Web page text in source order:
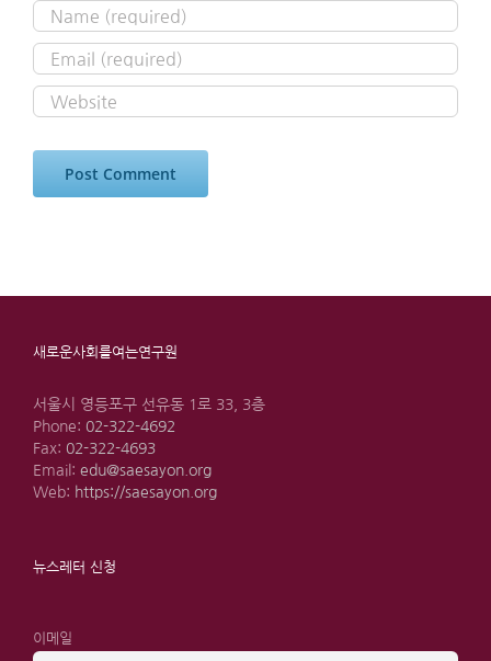
새로운사회를여는연구원
서울시 영등포구 선유동 1로 33, 3층
Phone: 02-322-4692
Fax: 02-322-4693
Email: edu@saesayon.org
Web: https://saesayon.org
뉴스레터 신청
이메일